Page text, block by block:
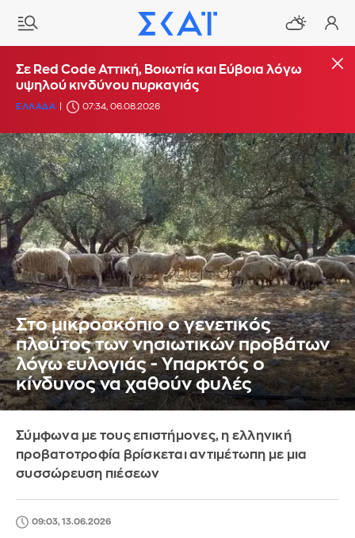
Σε Red Code Αττική, Βοιωτία και Εύβοια λόγω
υψηλού κινδύνου πυρκαγιάς
ΕΛΛΑΔΑ 07:34, 06.08.2026
Στο μικροσκόπιο ο γενετικός
πλούτος των νησιωτικών προβάτων
λόγω ευλογιάς - Υπαρκτός ο
κίνδυνος να χαθούν φυλές
Σύμφωνα με τους επιστήμονες, η ελληνική
προβατοτροφία βρίσκεται αντιμέτωπη με μια
συσσώρευση πιέσεων
09:03, 13.06.2026